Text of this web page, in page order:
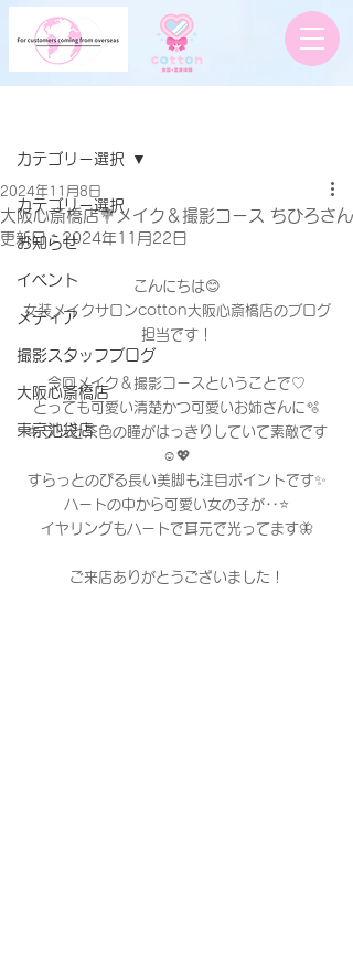
カテゴリー選択
お知らせ
イベント
メディア
撮影スタッフブログ
大阪心斎橋店
東京池袋店
カテゴリー選択
大阪心斎橋店💐メイク＆撮影コース ちひろさん
2024年11月8日
更新日：2024年11月22日
こんにちは😊
女装メイクサロンcotton大阪心斎橋店のブログ
担当です！
今回メイク＆撮影コースということで♡
とっても可愛い清楚かつ可愛いお姉さんに🫧
キラッと茶色の瞳がはっきりしていて素敵です
☺️💖
すらっとのびる長い美脚も注目ポイントです✨
ハートの中から可愛い女の子が‥⭐️
イヤリングもハートで耳元で光ってます🦋
ご来店ありがとうございました！